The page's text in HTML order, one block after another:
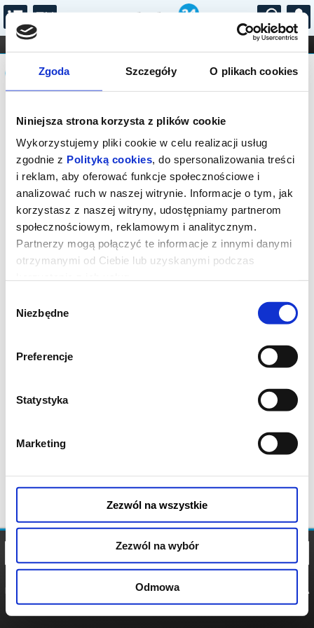
Zgoda Szczegóły O plikach cookies
Niniejsza strona korzysta z plików cookie
Wykorzystujemy pliki cookie w celu realizacji usług
zgodnie z Polityką cookies, do spersonalizowania treści
i reklam, aby oferować funkcje społecznościowe i
analizować ruch w naszej witrynie. Informacje o tym, jak
korzystasz z naszej witryny, udostępniamy partnerom
społecznościowym, reklamowym i analitycznym.
Partnerzy mogą połączyć te informacje z innymi danymi
otrzymanymi od Ciebie lub uzyskanymi podczas
zgody
Niezbędne
Preferencje
Statystyka
Marketing
Zezwól na wszystkie
Zezwól na wybór
Odmowa
...
FILHARMONIA OPERA I BALET
STAND-UP
DLA DZIECI
Komunikat
Sprzedaż biletów on-line na wydarzenie
została zakończona.
POLITYKA
POLITYKA